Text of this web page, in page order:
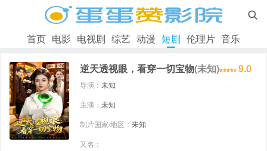

首页 电影 电视剧 综艺 动漫 短剧 伦理片 音乐
逆天透视眼，看穿一切宝物(未知) 9.0
导演： 未知
主演： 未知
制片国家/地区： 未知
又名：